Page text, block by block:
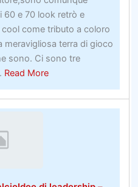
60 e 70 look retrò e
come tributo a coloro
terra di gioco
sono. Ci sono tre
Read Moreabout
E